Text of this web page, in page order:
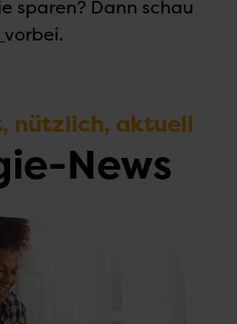
sparen? Dann schau
vorbei.
nützlich, aktuell
News